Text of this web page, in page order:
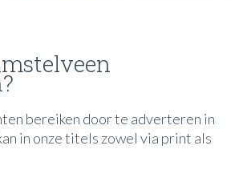
bereiken door te adverteren in
in onze titels zowel via print als